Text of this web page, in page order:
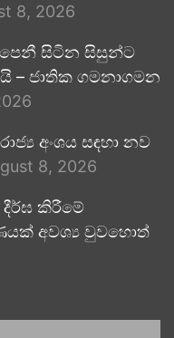
8, 2026
පෙනී සිටින සිසුන්ට
– ජාතික ගමනාගමන
අංශය සඳහා නව
8, 2026
කිරීමේ
අවශ්‍ය වුවහොත්